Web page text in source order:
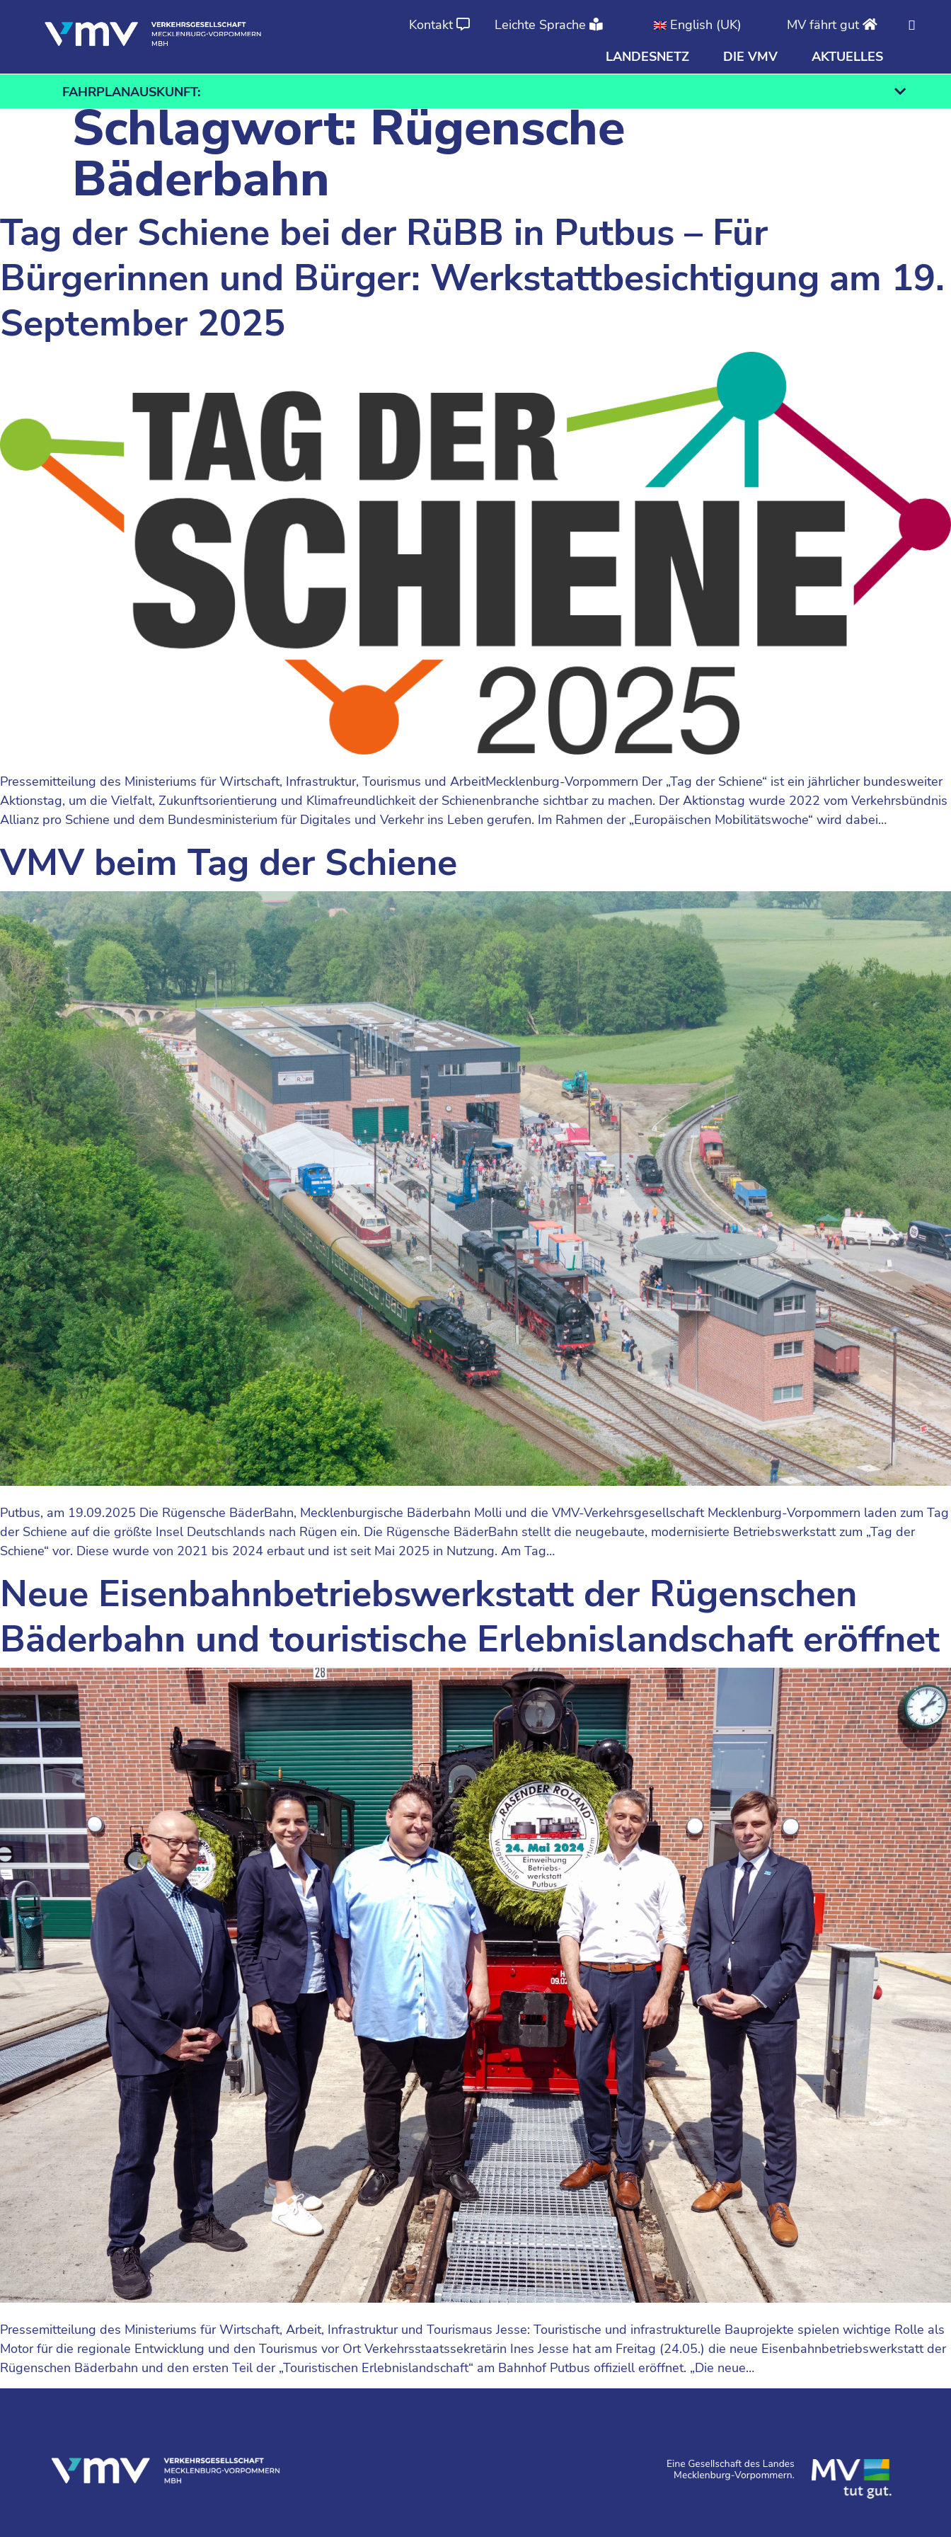
Kontakt
Leichte Sprache English (UK)
MV fährt gut
LANDESNETZ
DIE VMV
AKTUELLES
FAHRPLANAUSKUNFT:
Schlagwort:Rügensche
Bäderbahn
Tag der Schiene bei der RüBB in Putbus – Für
Bürgerinnen und Bürger: Werkstattbesichtigung am 19.
September 2025
Pressemitteilung des Ministeriums für Wirtschaft, Infrastruktur, Tourismus und ArbeitMecklenburg-Vorpommern Der „Tag der Schiene“ ist ein jährlicher bundesweiter
Aktionstag, um die Vielfalt, Zukunftsorientierung und Klimafreundlichkeit der Schienenbranche sichtbar zu machen. Der Aktionstag wurde 2022 vom Verkehrsbündnis
Allianz pro Schiene und dem Bundesministerium für Digitales und Verkehr ins Leben gerufen. Im Rahmen der „Europäischen Mobilitätswoche“ wird dabei…
VMV beim Tag der Schiene
Putbus, am 19.09.2025 Die Rügensche BäderBahn, Mecklenburgische Bäderbahn Molli und die VMV-Verkehrsgesellschaft Mecklenburg-Vorpommern laden zum Tag
der Schiene auf die größte Insel Deutschlands nach Rügen ein. Die Rügensche BäderBahn stellt die neugebaute, modernisierte Betriebswerkstatt zum „Tag der
Schiene“ vor. Diese wurde von 2021 bis 2024 erbaut und ist seit Mai 2025 in Nutzung. Am Tag…
Neue Eisenbahnbetriebswerkstatt der Rügenschen
Bäderbahn und touristische Erlebnislandschaft eröffnet
Pressemitteilung des Ministeriums für Wirtschaft, Arbeit, Infrastruktur und Tourismaus Jesse: Touristische und infrastrukturelle Bauprojekte spielen wichtige Rolle als
Motor für die regionale Entwicklung und den Tourismus vor Ort Verkehrsstaatssekretärin Ines Jesse hat am Freitag (24.05.) die neue Eisenbahnbetriebswerkstatt der
Rügenschen Bäderbahn und den ersten Teil der „Touristischen Erlebnislandschaft“ am Bahnhof Putbus offiziell eröffnet. „Die neue…